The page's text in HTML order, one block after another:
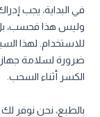
في البداية، يجب
وليس هذا فحسب، بل
للاستخدام. لهذا
ضرورة لسلامة
الكسر أثناء السحب.
بالطبع، نحن نوفر